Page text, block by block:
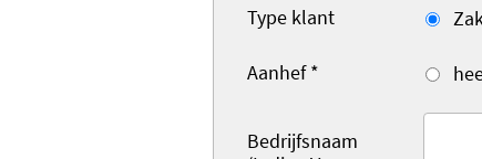
Type klant
Aanhef*
Bedrijfsnaam